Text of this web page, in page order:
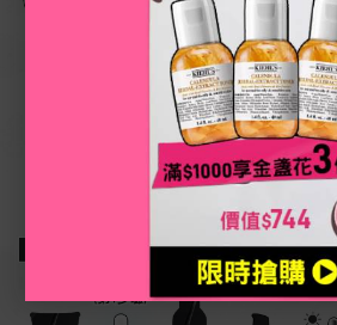
淡斑精華內層亮
但被外層老廢角
擋住，透光受阻
正確使用
三酸煥膚 化妝水 修護精華
\第1步驟/